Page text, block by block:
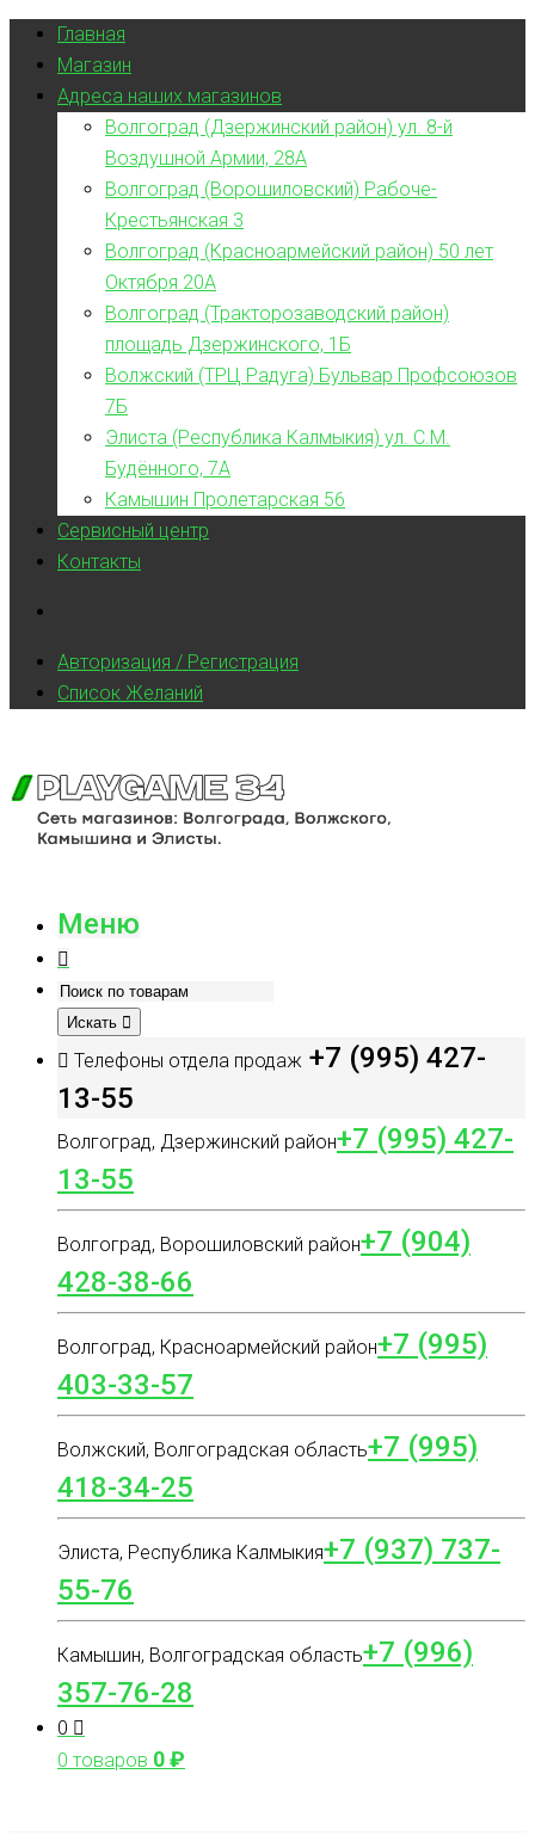
Главная
Магазин
Адреса наших магазинов
Волгоград (Дзержинский район) ул. 8-й
Воздушной Армии, 28А
Волгоград (Ворошиловский) Рабоче-
Крестьянская 3
Волгоград (Красноармейский район) 50 лет
Октября 20А
Волгоград (Тракторозаводский район)
площадь Дзержинского, 1Б
Волжский (ТРЦ Радуга) Бульвар Профсоюзов
7Б
Элиста (Республика Калмыкия) ул. С.М.
Будённого, 7А
Камышин Пролетарская 56
Сервисный центр
Контакты
Авторизация / Регистрация
Список Желаний
Меню
Искать
Телефоны отдела продаж +7 (995) 427-
13-55
Волгоград, Дзержинский район+7 (995) 427-
13-55
Волгоград, Ворошиловский район+7 (904)
428-38-66
Волгоград, Красноармейский район+7 (995)
403-33-57
Волжский, Волгоградская область+7 (995)
418-34-25
Элиста, Республика Калмыкия+7 (937) 737-
55-76
Камышин, Волгоградская область+7 (996)
357-76-28
0
0 товаров 0₽